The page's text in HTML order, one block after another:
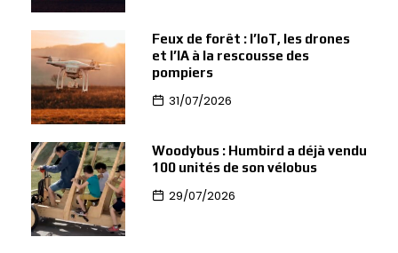
Feux de forêt : l’IoT, les drones
et l’IA à la rescousse des
pompiers
31/07/2026
Woodybus : Humbird a déjà vendu
100 unités de son vélobus
29/07/2026